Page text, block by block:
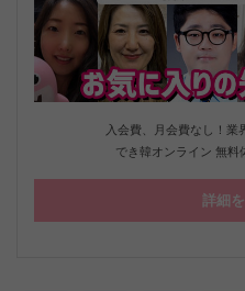
入会費、月会費なし！業
でき韓オンライン 無料
詳細